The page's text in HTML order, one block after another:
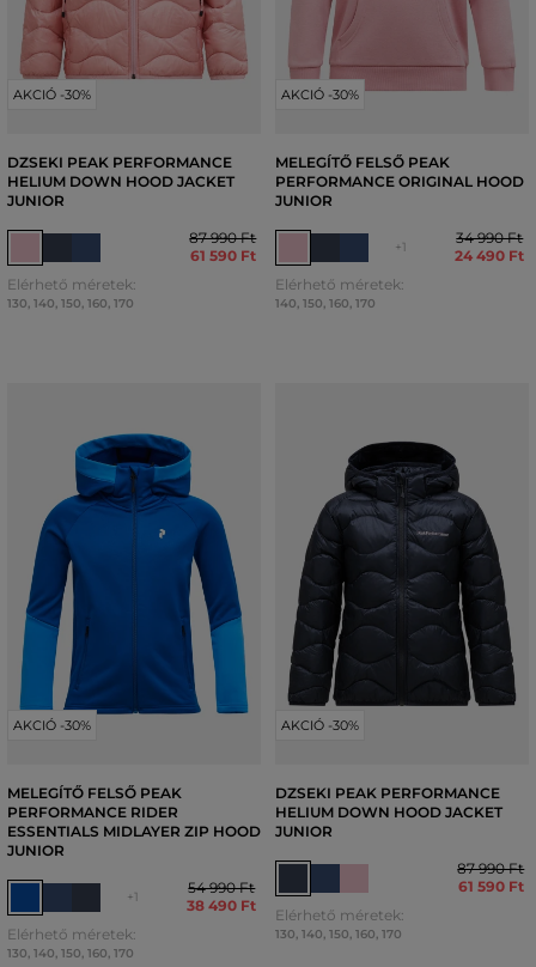
AKCIÓ -30%
DZSEKI PEAK PERFORMANCE
HELIUM DOWN HOOD JACKET
JUNIOR
87 990 Ft
61 590 Ft
Elérhető méretek:
130, 140, 150, 160, 170
AKCIÓ -30%
MELEGÍTŐ FELSŐ PEAK
PERFORMANCE ORIGINAL HOOD
JUNIOR
+1
34 990 Ft
24 490 Ft
Elérhető méretek:
140, 150, 160, 170
AKCIÓ -30%
MELEGÍTŐ FELSŐ PEAK
PERFORMANCE RIDER
ESSENTIALS MIDLAYER ZIP HOOD
JUNIOR
+1
54 990 Ft
38 490 Ft
Elérhető méretek:
130, 140, 150, 160, 170
AKCIÓ -30%
DZSEKI PEAK PERFORMANCE
HELIUM DOWN HOOD JACKET
JUNIOR
87 990 Ft
61 590 Ft
Elérhető méretek:
130, 140, 150, 160, 170